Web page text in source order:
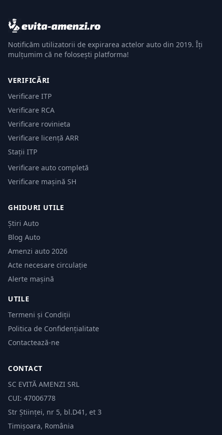
Notificăm utilizatorii de expirarea actelor auto din 2019. Îți
mulțumim că ne folosești platforma!
VERIFICĂRI
Verificare ITP
Verificare RCA
Verificare rovinieta
Verificare licență ARR
Stații ITP
Verificare auto completă
Verificare mașină SH
GHIDURI UTILE
Știri Auto
Blog Auto
Amenzi auto 2026
Acte necesare circulație
Alerte mașină
UTILE
Termeni și Condiții
Politica de Confidențialitate
Contactează-ne
CONTACT
SC EVITĂ AMENZI SRL
CUI: 47006778
Str Științei, nr 5, bl.D41, et 3
Timișoara, România